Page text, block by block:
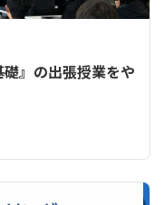
』の出張授業をや